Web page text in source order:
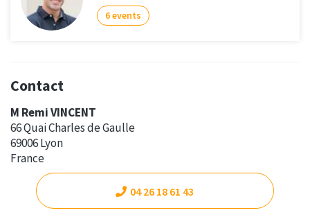
6 events
Contact
M Remi VINCENT
66 Quai Charles de Gaulle
69006 Lyon
France
04 26 18 61 43